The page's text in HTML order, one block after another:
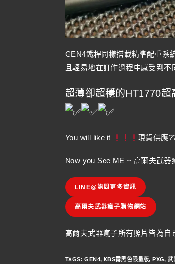
GEN4鐵桿同樣搭載精準配重系
且輕易地在訂作過程中感受到
超薄卻超穩的HT1770
You will like it 現貨供應
Now you See ME ~ 高爾夫武器
LINE@詢問更多資訊
高爾夫武器瘋子購物網站
高爾夫武器瘋子所有照片皆為自
TAGS:GEN4, KBS霧黑色限量版, PXG, 武